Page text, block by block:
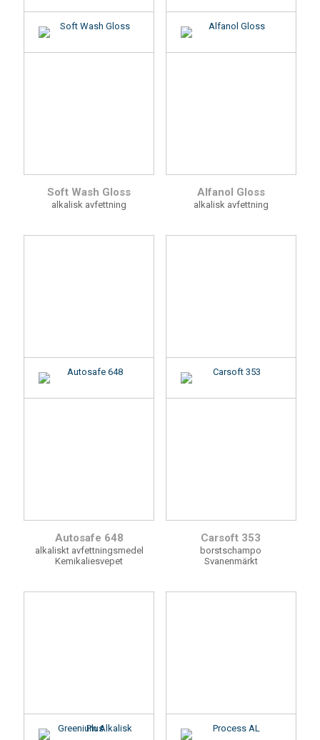
Soft Wash Gloss
alkalisk avfettning
Alfanol Gloss
alkalisk avfettning
Autosafe 648
alkaliskt avfettningsmedel
Kemikaliesvepet
Carsoft 353
borstschampo
Svanenmärkt